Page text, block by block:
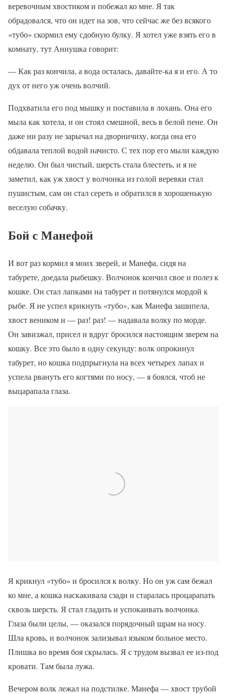
веревочным хвостиком и побежал ко мне. Я так
обрадовался, что он идет на зов, что сейчас же без всякого
«тубо» скормил ему сдобную булку. Я хотел уже взять его в
комнату, тут Аннушка говорит:
— Как раз кончила, а вода осталась, давайте-ка я и его. А то
дух от него уж очень волчий.
Подхватила его под мышку и поставила в лохань. Она его
мыла как хотела, и он стоял смешной, весь в белой пене. Он
даже ни разу не зарычал на дворничиху, когда она его
обдавала теплой водой начисто. С тех пор его мыли каждую
неделю. Он был чистый, шерсть стала блестеть, и я не
заметил, как уж хвост у волчонка из голой веревки стал
пушистым, сам он стал сереть и обратился в хорошенькую
веселую собачку.
Бой с Манефой
И вот раз кормил я моих зверей, и Манефа, сидя на
табурете, доедала рыбешку. Волчонок кончил свое и полез к
кошке. Он стал лапками на табурет и потянулся мордой к
рыбе. Я не успел крикнуть «тубо», как Манефа зашипела,
хвост веником и — раз! раз! — надавала волку по морде.
Он завизжал, присел и вдруг бросился настоящим зверем на
кошку. Все это было в одну секунду: волк опрокинул
табурет, но кошка подпрыгнула на всех четырех лапах и
успела рвануть его когтями по носу, — я боялся, чтоб не
выцарапала глаза.
Я крикнул «тубо» и бросился к волку. Но он уж сам бежал
ко мне, а кошка наскакивала сзади и старалась процарапать
сквозь шерсть. Я стал гладить и успокаивать волчонка.
Глаза были целы, — оказался порядочный шрам на носу.
Шла кровь, и волчонок зализывал языком больное место.
Плишка во время боя скрылась. Я с трудом вызвал ее из-под
кровати. Там была лужа.
Вечером волк лежал на подстилке. Манефа — хвост трубой